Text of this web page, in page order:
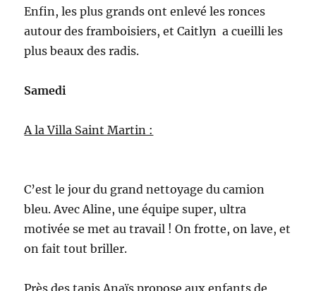
Enfin, les plus grands ont enlevé les ronces
autour des framboisiers, et Caitlyn a cueilli les
plus beaux des radis.
Samedi
A la Villa Saint Martin :
C’est le jour du grand nettoyage du camion
bleu. Avec Aline, une équipe super, ultra
motivée se met au travail ! On frotte, on lave, et
on fait tout briller.
Près des tapis Anaïs propose aux enfants de